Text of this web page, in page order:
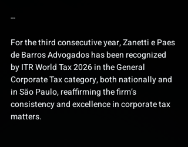
--
For the third consecutive year, Zanetti e Paes
de Barros Advogados has been recognized
by ITR World Tax 2026 in the General
Corporate Tax category, both nationally and
in São Paulo, reaffirming the firm’s
consistency and excellence in corporate tax
matters.